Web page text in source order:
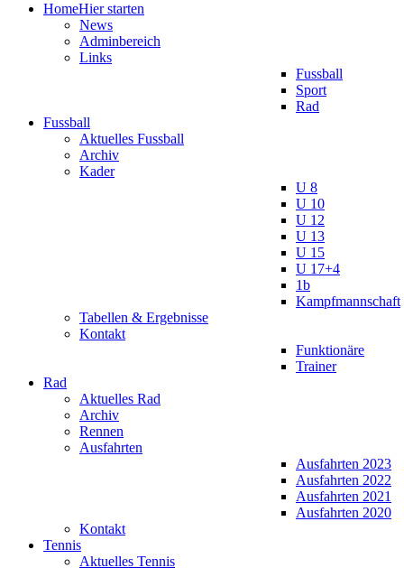
HomeHier starten
News
Adminbereich
Links
Fussball
Sport
Rad
Fussball
Aktuelles Fussball
Archiv
Kader
U 8
U 10
U 12
U 13
U 15
U 17+4
1b
Kampfmannschaft
Tabellen & Ergebnisse
Kontakt
Funktionäre
Trainer
Rad
Aktuelles Rad
Archiv
Rennen
Ausfahrten
Ausfahrten 2023
Ausfahrten 2022
Ausfahrten 2021
Ausfahrten 2020
Kontakt
Tennis
Aktuelles Tennis